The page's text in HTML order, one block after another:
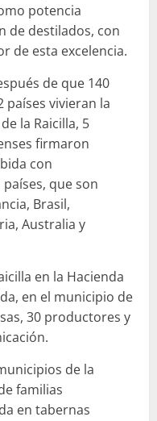
potencia
de destilados, con
de esta excelencia.
de que 140
países vivieran la
la Raicilla, 5
firmaron
con
que son
Brasil,
Australia y
en la Hacienda
en el municipio de
30 productores y
de la
familias
en tabernas